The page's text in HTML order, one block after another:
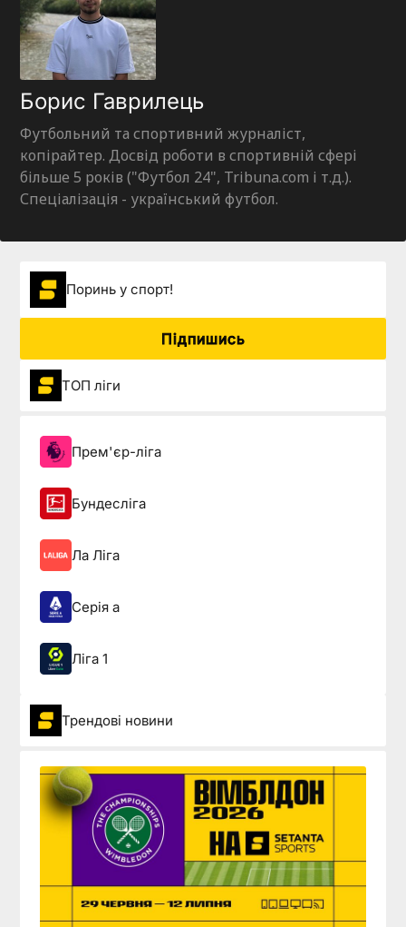
Борис Гаврилець
Футбольний та спортивний журналіст,
копірайтер. Досвід роботи в спортивній сфері
більше 5 років ("Футбол 24", Tribuna.com і т.д.).
Спеціалізація - український футбол.
Поринь у спорт!
Підпишись
ТОП ліги
Прем'єр-ліга
Бундесліга
Ла Ліга
Серія а
Ліга 1
Трендові новини